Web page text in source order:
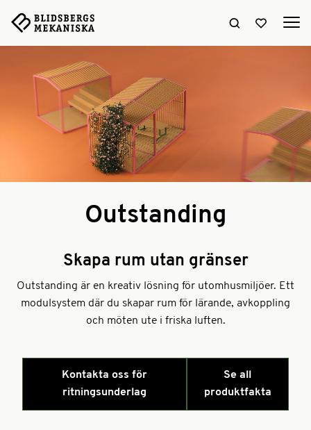
Sök hemsidan
Visa
Outstanding
Skapa rum utan gränser
Outstanding är en kreativ lösning för utomhusmiljöer. Ett
modulsystem där du skapar rum för lärande, avkoppling
och möten ute i friska luften.
Kontakta oss för
ritningsunderlag
Se all
produktfakta